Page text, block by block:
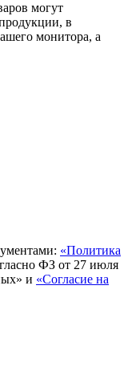
могут
в
монитора, а
«Политика
ФЗ от 27 июля
и «Согласие на